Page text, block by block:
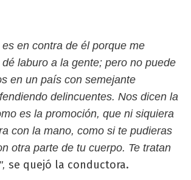
en contra de él porque me
laburo a la gente; pero no puede
en un país con semejante
delincuentes. Nos dicen la
es la promoción, que ni siquiera
con la mano, como si te pudieras
otra parte de tu cuerpo. Te tratan
se quejó la conductora.